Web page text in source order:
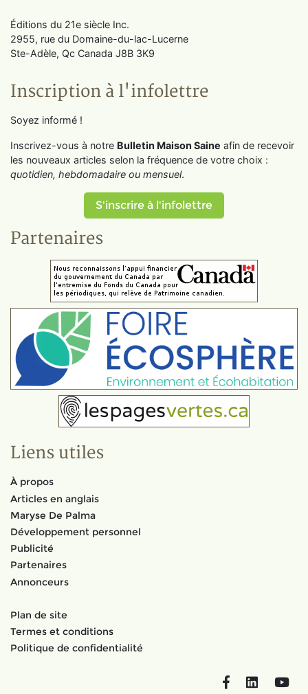
Éditions du 21e siècle Inc.
2955, rue du Domaine-du-lac-Lucerne
Ste-Adèle, Qc Canada J8B 3K9
Inscription à l'infolettre
Soyez informé !
Inscrivez-vous à notre Bulletin Maison Saine afin de recevoir
les nouveaux articles selon la fréquence de votre choix :
quotidien, hebdomadaire ou mensuel.
S'inscrire à l'infolettre
Partenaires
Liens utiles
À propos
Articles en anglais
Maryse De Palma
Développement personnel
Publicité
Partenaires
Annonceurs
Plan de site
Termes et conditions
Politique de confidentialité
FacebookLinkedIn